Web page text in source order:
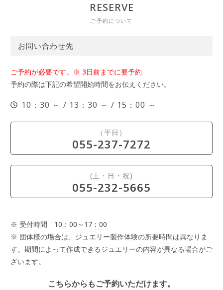
RESERVE
ご予約について
お問い合わせ先
ご予約が必要です。※ 3日前までに要予約
予約の際は下記の希望開始時間をお伝えください。
10：30 ～ / 13：30 ～ / 15：00 ～
（平日）
055-237-7272
(土・日・祝)
055-232-5665
※ 受付時間 10：00～17：00
※ 団体様の場合は、ジュエリー製作体験の所要時間は異なりま
す。期間によって作成できるジュエリーの内容が異なる場合がご
ざいます。
こちらからもご予約いただけます。